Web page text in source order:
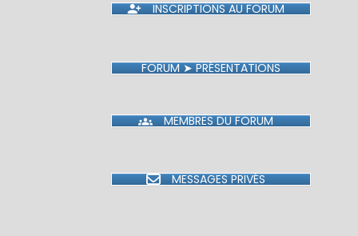
INSCRIPTIONS AU FORUM
FORUM ➤ PRÉSENTATIONS
MEMBRES DU FORUM
MESSAGES PRIVÉS